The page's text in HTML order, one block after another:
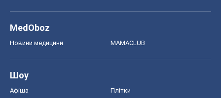
MedOboz
Новини медицини MAMACLUB
Шоу
Афіша Плітки